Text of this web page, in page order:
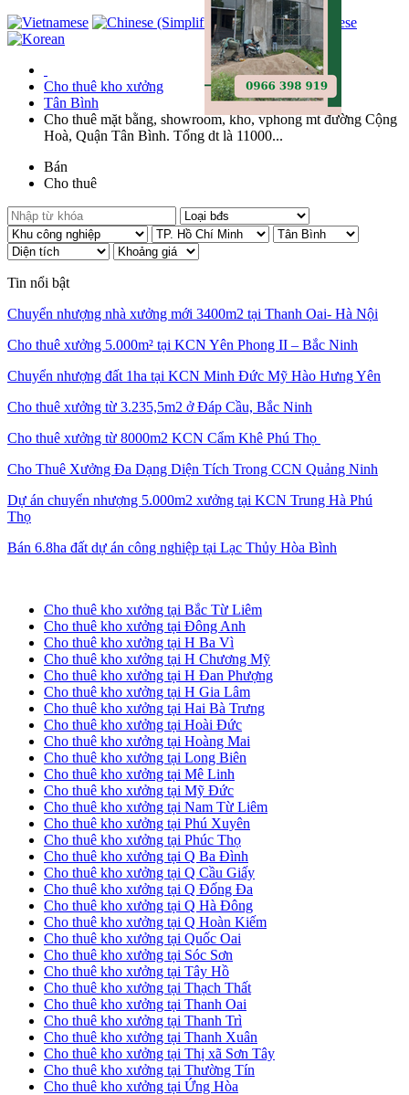
Cho thuê kho xưởng
Tân Bình
Cho thuê mặt bằng, showroom, kho, vphong mt đường Cộng
Hoà, Quận Tân Bình. Tổng dt là 11000...
Bán
Cho thuê
Tin nổi bật
Chuyển nhượng nhà xưởng mới 3400m2 tại Thanh Oai- Hà Nội
Cho thuê xưởng 5.000m² tại KCN Yên Phong II – Bắc Ninh
Chuyển nhượng đất 1ha tại KCN Minh Đức Mỹ Hào Hưng Yên
Cho thuê xưởng từ 3.235,5m2 ở Đáp Cầu, Bắc Ninh
Cho thuê xưởng từ 8000m2 KCN Cẩm Khê Phú Thọ
Cho Thuê Xưởng Đa Dạng Diện Tích Trong CCN Quảng Ninh
Dự án chuyển nhượng 5.000m2 xưởng tại KCN Trung Hà Phú
Thọ
Bán 6.8ha đất dự án công nghiệp tại Lạc Thủy Hòa Bình
Cho thuê kho xưởng tại Bắc Từ Liêm
Cho thuê kho xưởng tại Đông Anh
Cho thuê kho xưởng tại H Ba Vì
Cho thuê kho xưởng tại H Chương Mỹ
Cho thuê kho xưởng tại H Đan Phượng
Cho thuê kho xưởng tại H Gia Lâm
Cho thuê kho xưởng tại Hai Bà Trưng
Cho thuê kho xưởng tại Hoài Đức
Cho thuê kho xưởng tại Hoàng Mai
Cho thuê kho xưởng tại Long Biên
Cho thuê kho xưởng tại Mê Linh
Cho thuê kho xưởng tại Mỹ Đức
Cho thuê kho xưởng tại Nam Từ Liêm
Cho thuê kho xưởng tại Phú Xuyên
Cho thuê kho xưởng tại Phúc Thọ
Cho thuê kho xưởng tại Q Ba Đình
Cho thuê kho xưởng tại Q Cầu Giấy
Cho thuê kho xưởng tại Q Đống Đa
Cho thuê kho xưởng tại Q Hà Đông
Cho thuê kho xưởng tại Q Hoàn Kiếm
Cho thuê kho xưởng tại Quốc Oai
Cho thuê kho xưởng tại Sóc Sơn
Cho thuê kho xưởng tại Tây Hồ
Cho thuê kho xưởng tại Thạch Thất
Cho thuê kho xưởng tại Thanh Oai
Cho thuê kho xưởng tại Thanh Trì
Cho thuê kho xưởng tại Thanh Xuân
Cho thuê kho xưởng tại Thị xã Sơn Tây
Cho thuê kho xưởng tại Thường Tín
Cho thuê kho xưởng tại Ứng Hòa